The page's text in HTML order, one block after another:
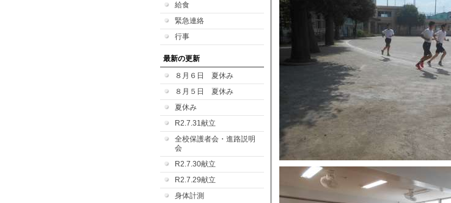
給食
緊急連絡
行事
最新の更新
８月６日 夏休み
８月５日 夏休み
夏休み
R2.7.31献立
全校保護者会・進路説明
会
R2.7.30献立
R2.7.29献立
身体計測